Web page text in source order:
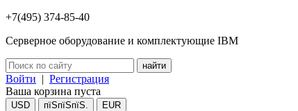
+7(495) 374-85-40
Серверное оборудование и комплектующие IBM
Войти | Регистрация
Ваша корзина пуста
USD пїЅпїЅпїЅ. EUR